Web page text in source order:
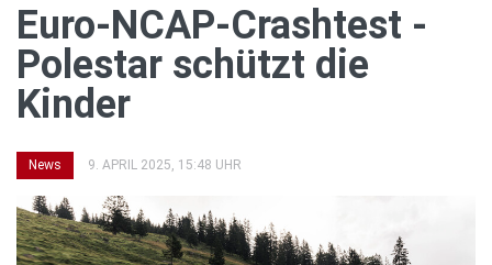
Euro-NCAP-Crashtest -
Polestar schützt die
Kinder
News 9. APRIL 2025, 15:48 UHR